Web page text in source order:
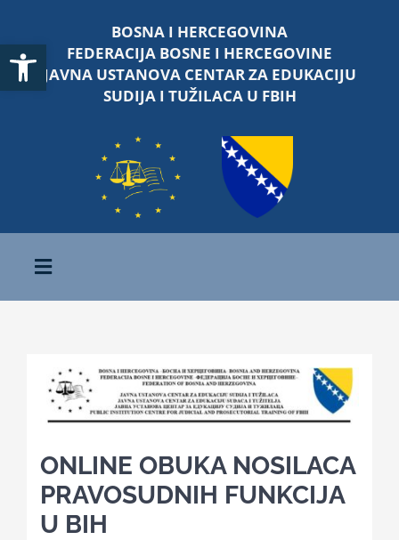
Open toolbar
content
BOSNA I HERCEGOVINA
FEDERACIJA BOSNE I HERCEGOVINE
JAVNA USTANOVA CENTAR ZA EDUKACIJU
SUDIJA I TUŽILACA U FBIH
Toggle
Navigation
O nama
Edukativni materijali
ONLINE OBUKA NOSILACA
PRAVOSUDNIH FUNKCIJA
U BIH